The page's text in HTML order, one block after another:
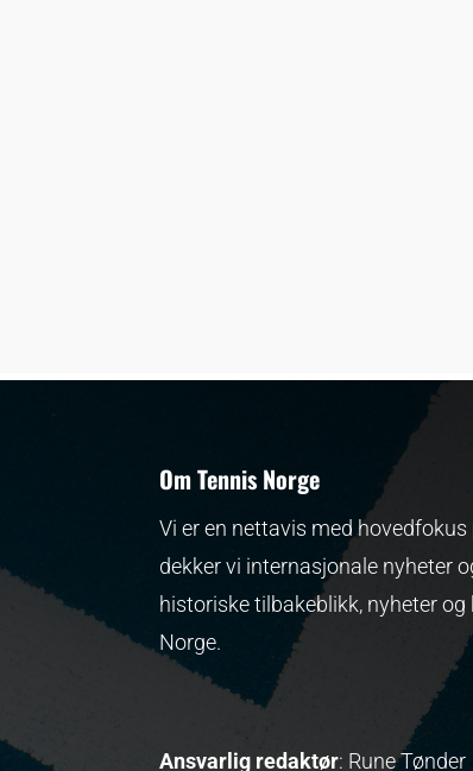
Om Tennis Norge
Vi er en nettavis med
dekker vi internasjonale nyheter
historiske tilbakeblikk, nyheter
Norge.
Ansvarlig redaktør: Rune Tønder